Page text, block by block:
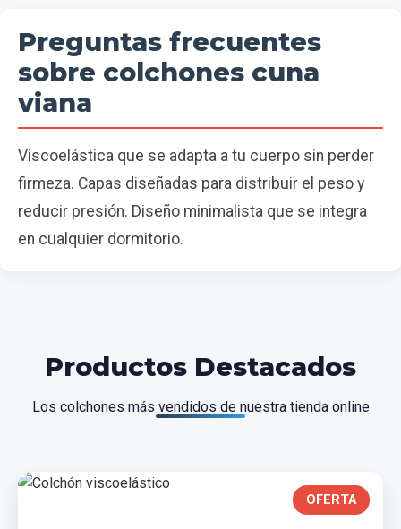
Preguntas frecuentes
sobre colchones cuna
viana
Viscoelástica que se adapta a tu cuerpo sin perder
firmeza. Capas diseñadas para distribuir el peso y
reducir presión. Diseño minimalista que se integra
en cualquier dormitorio.
Productos Destacados
Los colchones más vendidos de nuestra tienda online
OFERTA